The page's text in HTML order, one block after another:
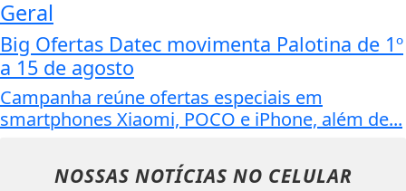
Geral
Big Ofertas Datec movimenta Palotina de 1º
a 15 de agosto
Campanha reúne ofertas especiais em
smartphones Xiaomi, POCO e iPhone, além de...
NOSSAS NOTÍCIAS NO CELULAR